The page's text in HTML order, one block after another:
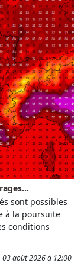
sont possibles
à la poursuite
conditions
03 août 2026 à 12:00